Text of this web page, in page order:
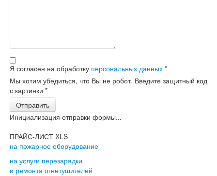
Я согласен на обработку персональных данных *
Мы хотим убедиться, что Вы не робот. Введите защитный код
с картинки *
Отправить
Инициализация отправки формы...
ПРАЙС-ЛИСТ XLS
на пожарное оборудование
на услуги перезарядки
и ремонта огнетушителей